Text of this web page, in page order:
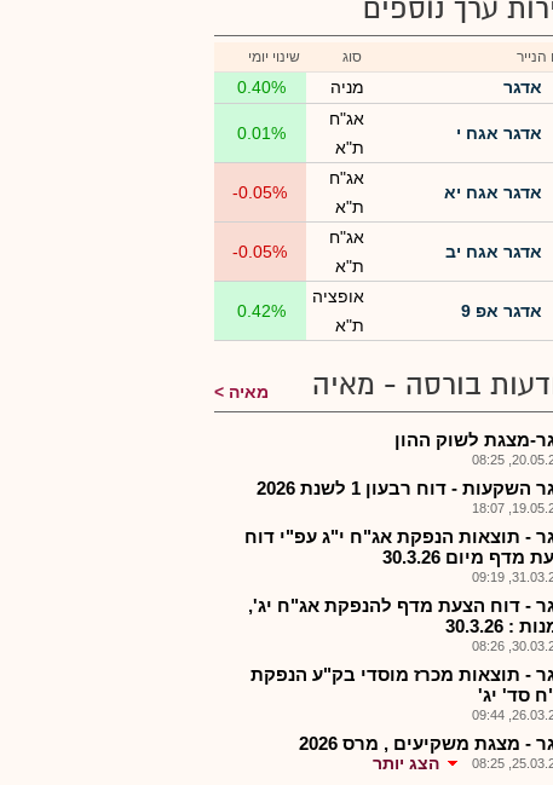
ערך נוספים
סוג שינוי יומי
אדגר מניה 0.40%
אדגר אגח י
אג"ח
ת"א
0.01%
אדגר אגח יא
אג"ח
ת"א
-0.05%
אדגר אגח יב
אג"ח
ת"א
-0.05%
אדגר אפ 9
אופציה
ת"א
0.42%
בורסה - מאיה מאיה
מצגת לשוק ההון
השקעות - דוח רבעון 1 לשנת 2026
- תוצאות הנפקת אג"ח י"ג עפ"י דוח
מדף מיום 30.3.26
- דוח הצעת מדף להנפקת אג"ח יג',
: 30.3.26
- תוצאות מכרז מוסדי בק"ע הנפקת
סד' יג'
- מצגת משקיעים , מרס 2026
הצג יותר